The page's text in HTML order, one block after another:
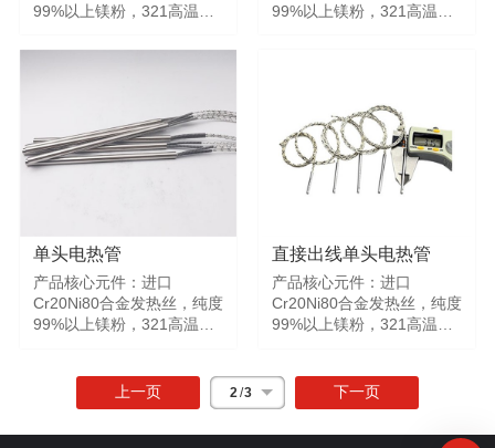
99%以上镁粉，321高温无
引线。产品极细做到3mm，
最小直径3~5mm可定制，
采用321高温无缝管，各种
规格、高难度、高精密加热
线、L直角型、U型、带金属
软管、带螺纹，卡套等各类
规格型号均可定制。
99%以上镁粉，321高温无
最小直径3~5mm可定制，
采用321高温无缝管，各种
规格、高难度、高精密加热
管均可定制。功率大，寿命
长，A~AAA级，最高可定
线、L直角型、U型、带金属
软管、带螺纹，卡套等各类
规格型号均可定制。
单头电热管
产品核心元件：进口
Cr20Ni80合金发热丝，纯度
99%以上镁粉，321高温无
极短做到12mm，极高温度
1000℃以上。 产品特点：
直接出线单头电热管
产品核心元件：进口
Cr20Ni80合金发热丝，纯度
99%以上镁粉，321高温无
极短做到12mm，极高温度
1000℃以上。 产品特点：
上一页 2 /3 下一页